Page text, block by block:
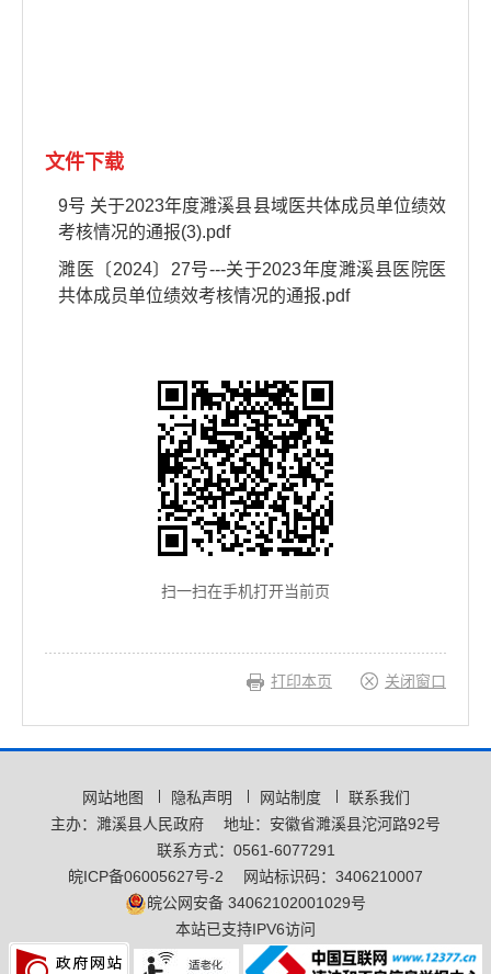
文件下载
9号 关于2023年度濉溪县县域医共体成员单位绩效
考核情况的通报(3).pdf
濉医〔2024〕27号---关于2023年度濉溪县医院医
共体成员单位绩效考核情况的通报.pdf
扫一扫在手机打开当前页
打印本页 关闭窗口
网站地图 隐私声明 网站制度
联系我们
主办：濉溪县人民政府
地址：安徽省濉溪县沱河路92号
联系方式：0561-6077291
皖ICP备06005627号-2
网站标识码：3406210007
皖公网安备 34062102001029号
本站已支持IPV6访问